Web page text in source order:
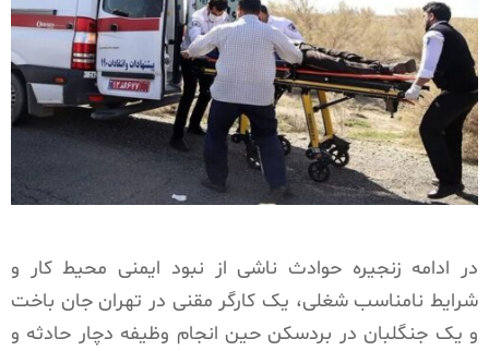
در ادامه زنجیره حوادث ناشی از نبود ایمنی محیط کار و
شرایط نامناسب شغلی، یک کارگر مقنی در تهران جان باخت
و یک جنگلبان در بردسکن حین انجام وظیفه دچار حادثه و